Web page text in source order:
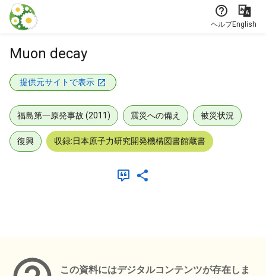
本文に飛ぶ
ヘルプEnglish
Muon decay
提供元サイトで表示
福島第一原発事故 (2011) 震災への備え 被災状況
復興 収録:日本原子力研究開発機構図書館蔵書
この資料にはデジタルコンテンツが存在しま